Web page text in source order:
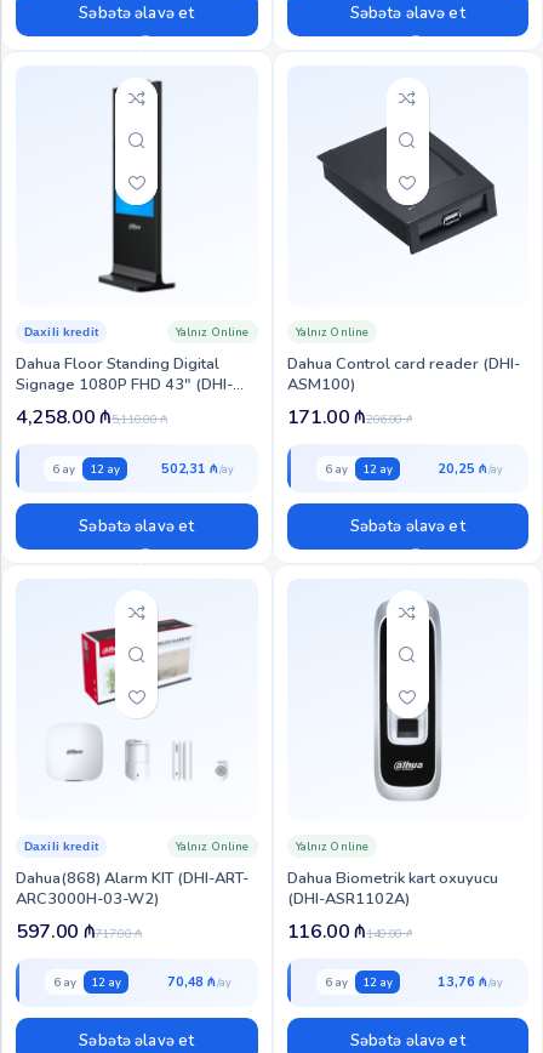
Səbətə əlavə et Səbətə əlavə et
Dahua Floor Standing Digital
Signage 1080P FHD 43″ (DHI-
LDV43-SAI200C-JX)
Daxili kredit Yalnız Online
5,110.00₼
4,258.00₼
6 ay 12 ay 502,31 ₼
Səbətə əlavə et
Dahua Control card reader (DHI-
ASM100)
Yalnız Online
206.00₼
171.00₼
6 ay 12 ay 20,25 ₼
Səbətə əlavə et
Dahua(868) Alarm KIT (DHI-ART-
ARC3000H-03-W2)
Daxili kredit Yalnız Online
717.00₼
597.00 ₼
6 ay 12 ay 70,48 ₼
Səbətə əlavə et
Dahua Biometrik kart oxuyucu
(DHI-ASR1102A)
Yalnız Online
140.00₼
116.00₼
6 ay 12 ay 13,76 ₼
Səbətə əlavə et